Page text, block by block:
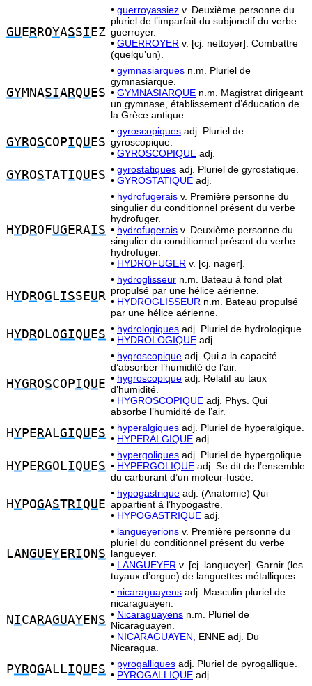
GU E RROYASSI EZ
• guerroyassiez v. Deuxième personne du
pluriel de l’imparfait du subjonctif du verbe
guerroyer.
• GUERROYER v. [cj. nettoyer]. Combattre
(quelqu’un).
GYMNASIARQU ES
• gymnasiarques n.m. Pluriel de
gymnasiarque.
• GYMNASIARQUE n.m. Magistrat dirigeant
un gymnase, établissement d’éducation de
la Grèce antique.
GYROSCOPIQU ES
• gyroscopiques adj. Pluriel de
gyroscopique.
• GYROSCOPIQUE adj.
GYROSTATIQU ES • gyrostatiques adj. Pluriel de gyrostatique.
• GYROSTATIQUE adj.
HYD ROFUG ERAIS
• hydrofugerais v. Première personne du
singulier du conditionnel présent du verbe
hydrofuger.
• hydrofugerais v. Deuxième personne du
singulier du conditionnel présent du verbe
hydrofuger.
• HYDROFUGER v. [cj. nager].
HYD ROG LISSEU R
• hydroglisseur n.m. Bateau à fond plat
propulsé par une hélice aérienne.
• HYDROGLISSEUR n.m. Bateau propulsé
par une hélice aérienne.
HYD ROLOGIQU ES • hydrologiques adj. Pluriel de hydrologique.
• HYDROLOGIQUE adj.
HYGROSCOPIQU E
• hygroscopique adj. Qui a la capacité
d’absorber l’humidité de l’air.
• hygroscopique adj. Relatif au taux
d’humidité.
• HYGROSCOPIQUE adj. Phys. Qui
absorbe l’humidité de l’air.
HYPE RALGIQU ES • hyperalgiques adj. Pluriel de hyperalgique.
• HYPERALGIQUE adj.
HYPE RGOLIQU ES
• hypergoliques adj. Pluriel de hypergolique.
• HYPERGOLIQUE adj. Se dit de l’ensemble
du carburant d’un moteur-fusée.
HYPOGASTRIQU E
• hypogastrique adj. (Anatomie) Qui
appartient à l’hypogastre.
• HYPOGASTRIQUE adj.
LANGU EYE RION S
• langueyerions v. Première personne du
pluriel du conditionnel présent du verbe
langueyer.
• LANGUEYER v. [cj. langueyer]. Garnir (les
tuyaux d’orgue) de languettes métalliques.
N ICARAGUAYEN S
• nicaraguayens adj. Masculin pluriel de
nicaraguayen.
• Nicaraguayens n.m. Pluriel de
Nicaraguayen.
• NICARAGUAYEN,
ENNE adj. Du
Nicaragua.
PYROGALLIQU ES • pyrogalliques adj. Pluriel de pyrogallique.
• PYROGALLIQUE adj.